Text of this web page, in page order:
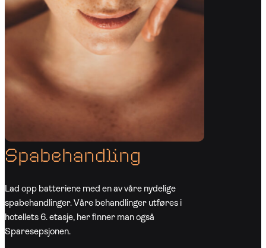
Spabehandling
Lad opp batteriene med en av våre nydelige
spabehandlinger. Våre behandlinger utføres i
hotellets 6. etasje, her finner man også
Sparesepsjonen.